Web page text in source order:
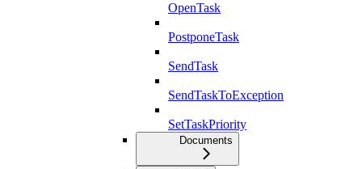
OpenTask
PostponeTask
SendTask
SendTaskToException
SetTaskPriority
Documents